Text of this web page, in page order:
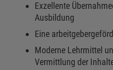
Exzellente
Ausbildung
Eine
Moderne Lehrmittel
Vermittlung der